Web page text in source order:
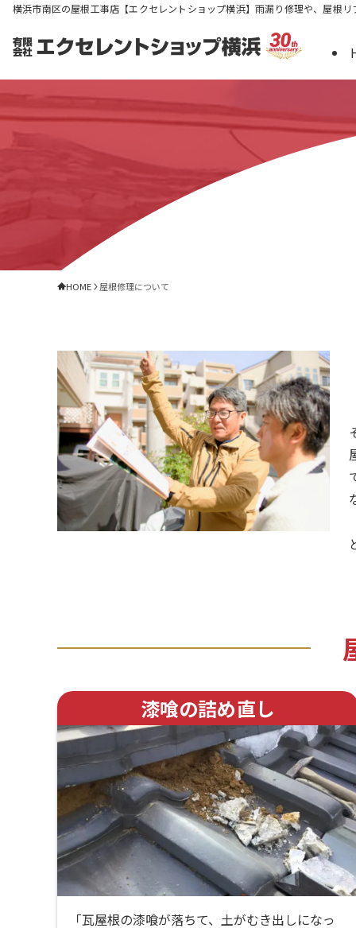
横浜市南区の屋根工事店【エクセレントショップ横浜】雨漏り修理や、屋根リ
HOME 屋根修理について
漆喰の詰め直し
「瓦屋根の漆喰が落ちて、土がむき出しになっ